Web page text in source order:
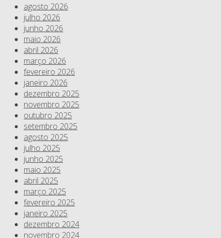
agosto 2026
julho 2026
junho 2026
maio 2026
abril 2026
março 2026
fevereiro 2026
janeiro 2026
dezembro 2025
novembro 2025
outubro 2025
setembro 2025
agosto 2025
julho 2025
junho 2025
maio 2025
abril 2025
março 2025
fevereiro 2025
janeiro 2025
dezembro 2024
novembro 2024